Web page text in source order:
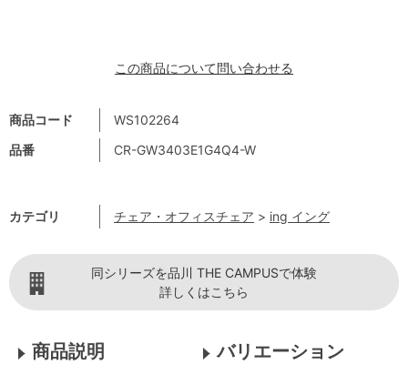
商品コード
WS102264
品番
CR-GW3403E1G4Q4-W
カテゴリ チェア・オフィスチェア > ing イング
この商品について問い合わせる
同シリーズを品川 THE CAMPUSで体験
詳しくはこちら
商品説明 バリエーション